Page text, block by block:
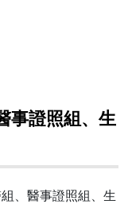
事證照組、生
、醫事證照組、生